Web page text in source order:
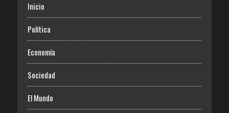
Inicio
Política
Economía
Sociedad
El Mundo